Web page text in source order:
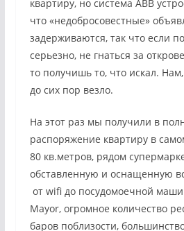
квартиру, но система АВВ
что «недобросовестные»
задерживаются, так что если
серьезно, не гнаться за
то получишь то, что искал.
до сих пор везло.
На этот раз мы получили в
распоряжение квартиру в
80 кв.метров, рядом
обставленную и оснащенную
от wifi до посудомоечной
Mayor, огромное количество
баров поблизости,